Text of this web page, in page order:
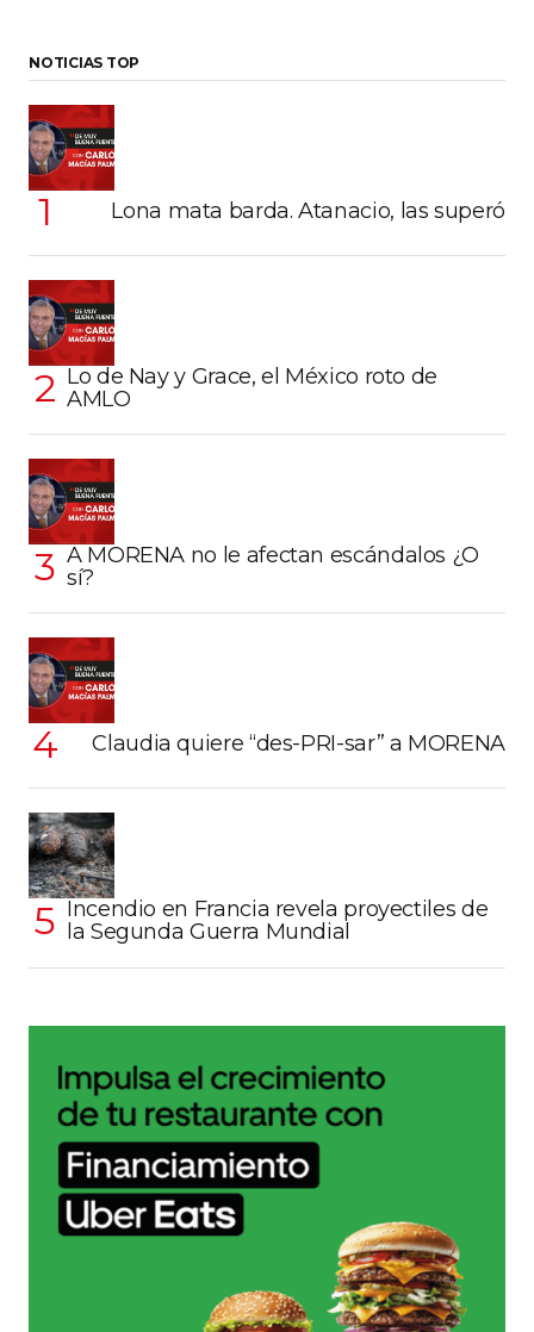
NOTICIAS TOP
Lona mata barda. Atanacio, las superó
Lo de Nay y Grace, el México roto de
AMLO
A MORENA no le afectan escándalos ¿O
sí?
Claudia quiere “des-PRI-sar” a MORENA
Incendio en Francia revela proyectiles de
la Segunda Guerra Mundial